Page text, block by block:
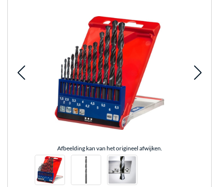
Afbeelding kan van het origineel afwijken.